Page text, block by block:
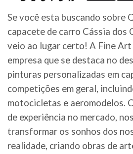
Se você esta buscando sobre
capacete de carro Cássia dos
veio ao lugar certo! A Fine Art
empresa que se destaca no
pinturas personalizadas em
competições em geral,
motocicletas e aeromodelos.
de experiência no mercado,
transformar os sonhos dos
realidade, criando obras de